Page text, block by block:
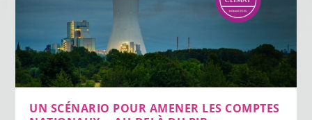
UN SCÉNARIO POUR AMENER LES COMPTES